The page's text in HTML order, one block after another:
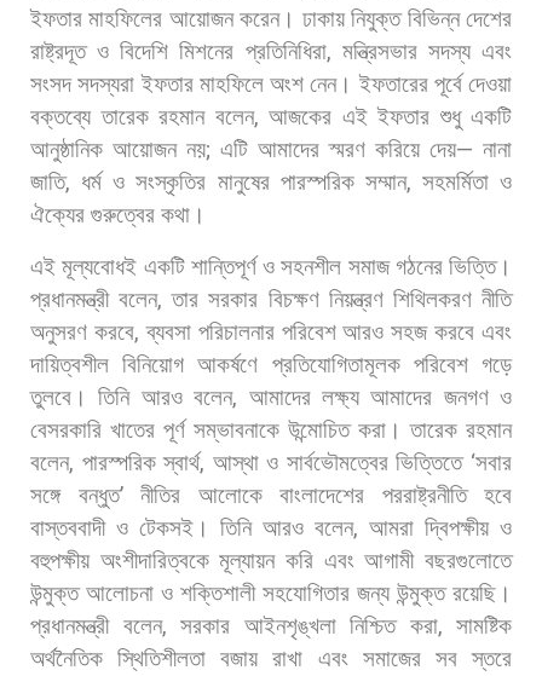
ইফতার মাহফিলের আয়োজন করেন। ঢাকায় নিযুক্ত বিভিন্ন দেশের
রাষ্ট্রদূত ও বিদেশি মিশনের প্রতিনিধিরা, মন্ত্রিসভার সদস্য এবং
সংসদ সদস্যরা ইফতার মাহফিলে অংশ নেন। ইফতারের পূর্বে দেওয়া
বক্তব্যে তারেক রহমান বলেন, আজকের এই ইফতার শুধু একটি
আনুষ্ঠানিক আয়োজন নয়; এটি আমাদের স্মরণ করিয়ে দেয়— নানা
জাতি, ধর্ম ও সংস্কৃতির মানুষের পারস্পরিক সম্মান, সহমর্মিতা ও
ঐক্যের গুরুত্বের কথা।
এই মূল্যবোধই একটি শান্তিপূর্ণ ও সহনশীল সমাজ গঠনের ভিত্তি।
প্রধানমন্ত্রী বলেন,তার সরকার বিচক্ষণ নিয়ন্ত্রণ শিথিলকরণ নীতি
অনুসরণ করবে,ব্যবসা পরিচালনার পরিবেশ আরও সহজ করবে এবং
দায়িত্বশীল বিনিয়োগ আকর্ষণে প্রতিযোগিতামূলক পরিবেশ গড়ে
তুলবে। তিনি আরও বলেন, আমাদের লক্ষ্য আমাদের জনগণ ও
বেসরকারি খাতের পূর্ণ সম্ভাবনাকে উন্মোচিত করা। তারেক রহমান
বলেন, পারস্পরিক স্বার্থ, আস্থা ও সার্বভৌমত্বের ভিত্তিতে‘সবার
সঙ্গে
বন্ধুত’ নীতির আলোকে বাংলাদেশের পররাষ্ট্রনীতি
হবে
বাস্তববাদী ও টেকসই। তিনি আরও বলেন, আমরা দ্বিপক্ষীয় ও
বহুপক্ষীয় অংশীদারিত্বকে মূল্যায়ন করি এবং আগামী বছরগুলোতে
উন্মুক্ত আলোচনা ও শক্তিশালী সহযোগিতার জন্য উন্মুক্ত রয়েছি।
প্রধানমন্ত্রী বলেন, সরকার আইনশৃঙ্খলা নিশ্চিত করা, সামষ্টিক
অর্থনৈতিক স্থিতিশীলতা বজায় রাখা এবং সমাজের সব স্তরে